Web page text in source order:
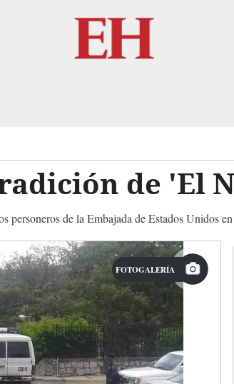
de 'El
personeros de la Embajada de Estados Unidos
FOTOGALERÍA